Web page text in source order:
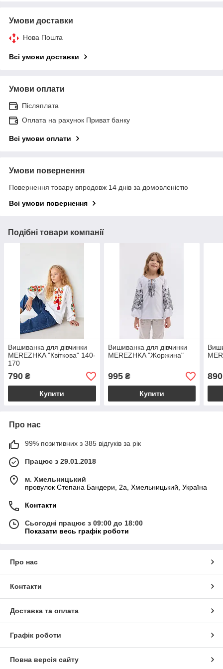
Умови доставки
Нова Пошта
Всі умови доставки
Умови оплати
Післяплата
Оплата на рахунок Приват банку
Всі умови оплати
Умови повернення
Повернення товару впродовж 14 днів за домовленістю
Всі умови повернення
Подібні товари компанії
Вишиванка для дівчинки
MEREZHKA "Квіткова" 140-
170
790 ₴
Купити
Вишиванка для дівчинки
MEREZHKA "Жоржина"
995₴
Купити
890
Про нас
99% позитивних з 385 відгуків за рік
Працює з 29.01.2018
м. Хмельницький
провулок Степана Бандери, 2a, Хмельницький, Україна
Контакти
Сьогодні працює з 09:00 до 18:00
Показати весь графік роботи
Про нас
Контакти
Доставка та оплата
Графік роботи
Повна версія сайту